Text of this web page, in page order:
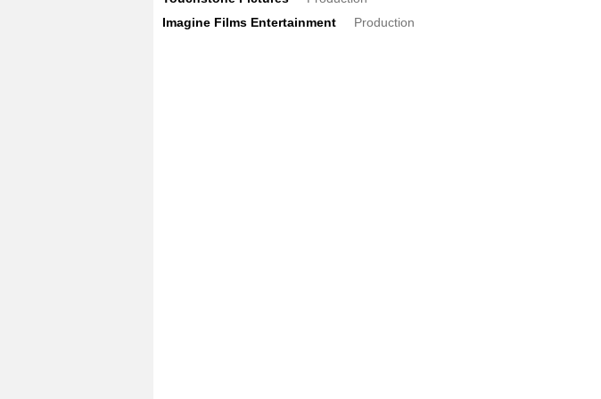
Imagine Films Entertainment
Production